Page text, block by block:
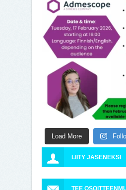
Load More
LIITY JÄSENEKSI
TEE